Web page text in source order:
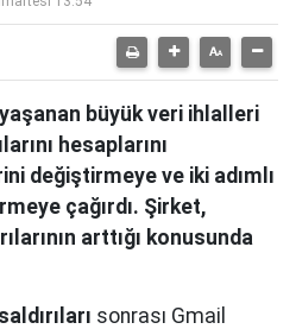
büyük veri ihlalleri
hesaplarını
değiştirmeye ve iki adımlı
çağırdı. Şirket,
arttığı konusunda
sonrası Gmail